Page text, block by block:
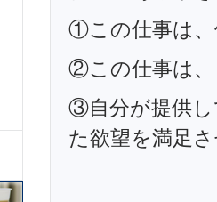
①この仕事は、
②この仕事は、
③自分が提供し
た欲望を満足